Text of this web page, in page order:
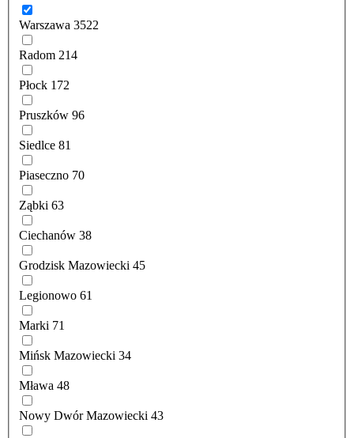
Warszawa 3522
Radom 214
Płock 172
Pruszków 96
Siedlce 81
Piaseczno 70
Ząbki 63
Ciechanów 38
Grodzisk Mazowiecki 45
Legionowo 61
Marki 71
Mińsk Mazowiecki 34
Mława 48
Nowy Dwór Mazowiecki 43